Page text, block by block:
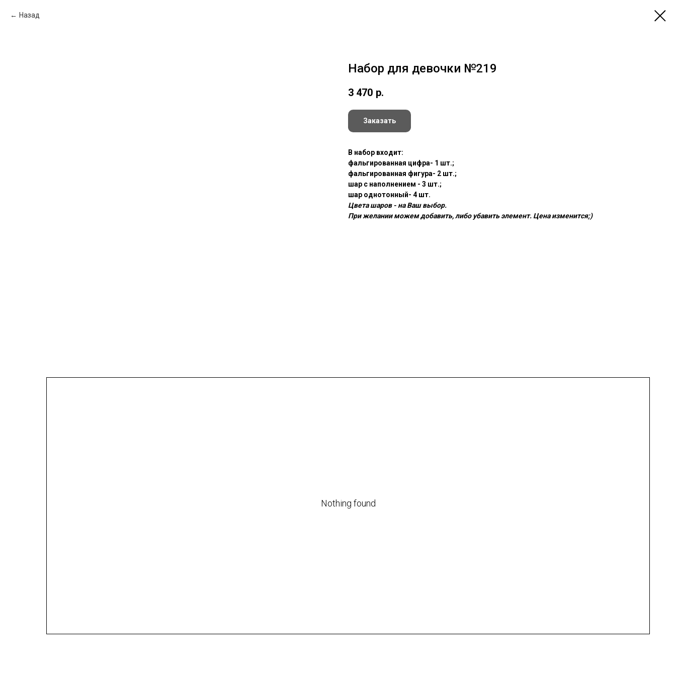
Назад
Набор для девочки №219
3 470 р.
Заказать
В набор входит:
фальгированная цифра- 1 шт.;
фальгированная фигура- 2 шт.;
шар с наполнением - 3 шт.;
шар однотонный- 4 шт.
Цвета шаров - на Ваш выбор.
При желании можем добавить, либо убавить элемент. Цена изменится;)
Nothing found